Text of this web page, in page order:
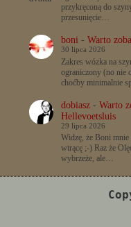
przykręconą do
przesunięcie…
boni- Warto
30 lipca 2026
Zakres wózka na
ograniczony (no nie
choćby minimalnie
dobiasz- Warto
Hellevoetsluis
29 lipca 2026
Widzę, że Boni mnie
wtrącę ;-) Raz że
wybrzeże, ale…